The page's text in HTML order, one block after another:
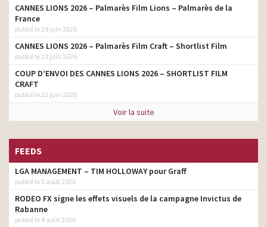
CANNES LIONS 2026 – Palmarès Film Lions – Palmarès de la
France
publié le 29 juin 2026
CANNES LIONS 2026 – Palmarès Film Craft – Shortlist Film
publié le 23 juin 2026
COUP D’ENVOI DES CANNES LIONS 2026 – SHORTLIST FILM
CRAFT
publié le 22 juin 2026
Voir la suite
FEEDS
LGA MANAGEMENT – TIM HOLLOWAY pour Graff
publié le 5 août 2026
RODEO FX signe les effets visuels de la campagne Invictus de
Rabanne
publié le 4 août 2026